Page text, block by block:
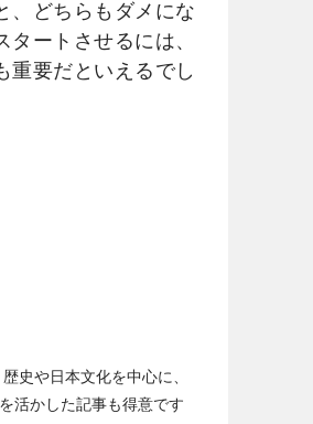
、どちらもダメにな
ートさせるには、
重要だといえるでし
史や日本文化を中心に、
活かした記事も得意です